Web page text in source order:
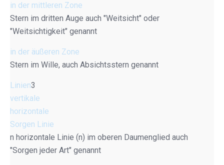
in der mittleren Zone
Stern im dritten Auge auch "Weitsicht" oder
"Weitsichtigkeit" genannt
in der äußeren Zone
Stern im Wille, auch Absichtsstern genannt
Linien3
vertikale
horizontale
Sorgen Linie
n horizontale Linie (n) im oberen Daumenglied auch
"Sorgen jeder Art" genannt